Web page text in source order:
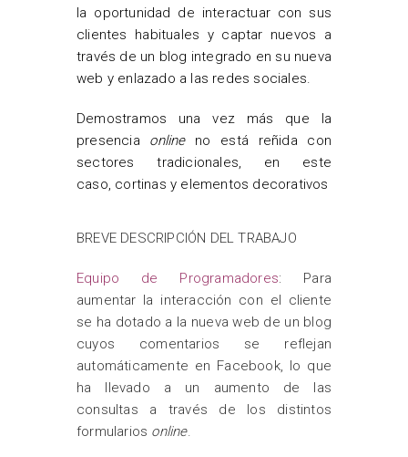
la oportunidad de interactuar con sus
clientes habituales y captar nuevos a
través de un blog integrado en su nueva
web y enlazado a las redes sociales.
Demostramos una vez más que la
presencia onlineno está reñida con
sectores tradicionales, en este
caso, cortinas y elementos decorativos
BREVE DESCRIPCIÓN DEL TRABAJO
Equipo de Programadores: Para
aumentar la interacción con el cliente
se ha dotado a la nueva web de un blog
cuyos comentarios se reflejan
automáticamente en Facebook, lo que
ha llevado a un aumento de las
consultas a través de los distintos
formularios online.